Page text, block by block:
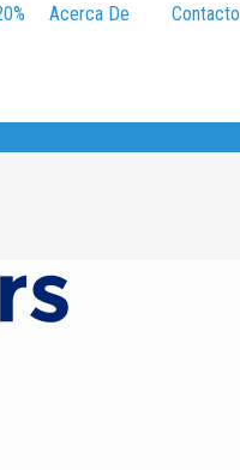
Acerca De Contacto